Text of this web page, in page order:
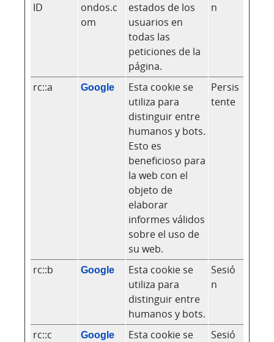
ID
ondos.c
om
estados de los
usuarios en
todas las
peticiones de la
página.
n
rc::a Google
Esta cookie se
utiliza para
distinguir entre
humanos y bots.
Esto es
beneficioso para
la web con el
objeto de
elaborar
informes válidos
sobre el uso de
su web.
Persis
tente
rc::b Google
Esta cookie se
utiliza para
distinguir entre
humanos y bots.
Sesió
n
rc::c Google
Esta cookie se
Sesió